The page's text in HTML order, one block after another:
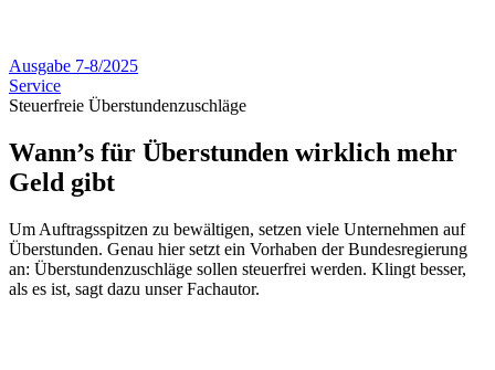
Ausgabe 7-8/2025
Service
Steuerfreie Überstundenzuschläge
Wann’s für Überstunden wirklich mehr
Geld gibt
Um Auftragsspitzen zu bewältigen, setzen viele Unternehmen auf
Überstunden. Genau hier setzt ein Vorhaben der Bundesregierung
an: Überstundenzuschläge sollen steuerfrei werden. Klingt besser,
als es ist, sagt dazu unser Fachautor.